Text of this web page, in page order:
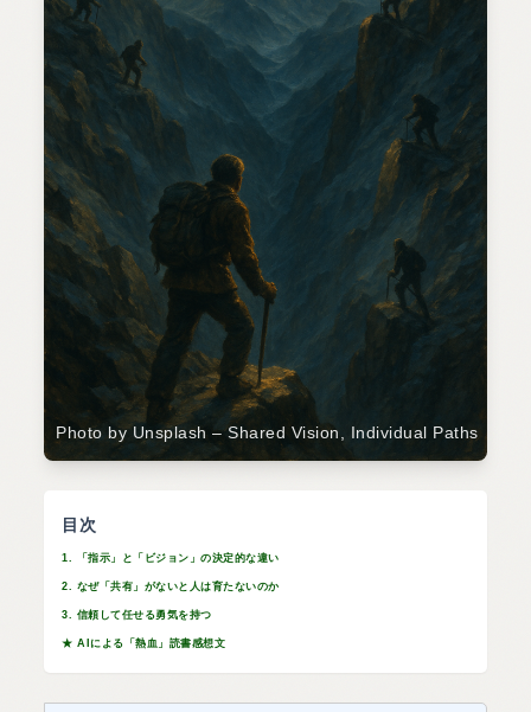
Photo by Unsplash – Shared Vision, Individual Paths
目次
1. 「指示」と「ビジョン」の決定的な違い
2. なぜ「共有」がないと人は育たないのか
3. 信頼して任せる勇気を持つ
★ AIによる「熱血」読書感想文